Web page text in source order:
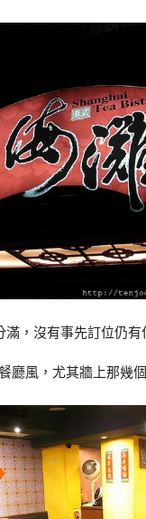
，沒有事先訂位仍有
廳風，尤其牆上那幾